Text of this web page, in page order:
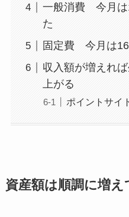
一般消費 今月は
た
固定費 今月は
収入額が増えれ
上がる
ポイントサイ
資産額は順調に増え